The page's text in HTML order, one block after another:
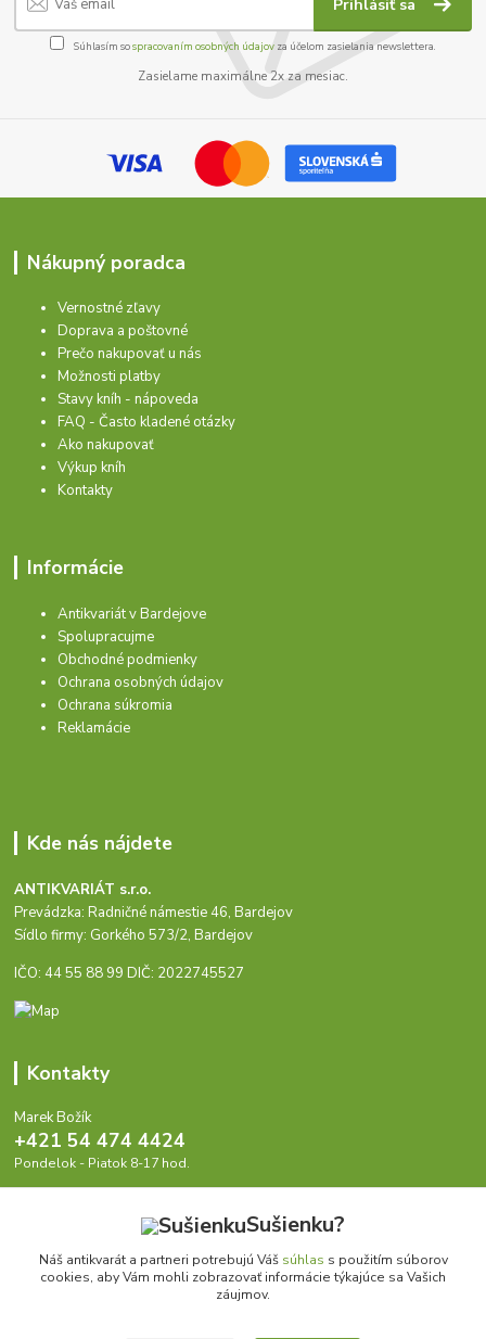
Prihlásiť sa
Súhlasím sospracovaním osobných údajov za účelom zasielania newslettera.
Zasielame maximálne 2x za mesiac.
Nákupný poradca
Vernostné zľavy
Doprava a poštovné
Prečo nakupovať u nás
Možnosti platby
Stavy kníh - nápoveda
FAQ - Často kladené otázky
Ako nakupovať
Výkup kníh
Kontakty
Informácie
Antikvariát v Bardejove
Spolupracujme
Obchodné podmienky
Ochrana osobných údajov
Ochrana súkromia
Reklamácie
Kde nás nájdete
ANTIKVARIÁT s.r.o.
Prevádzka: Radničné námestie 46, Bardejov
Sídlo firmy: Gorkého 573/2, Bardejov
IČO: 44 55 88 99 DIČ: 2022745527
Kontakty
Marek Božík
+421 54 474 4424
Pondelok - Piatok 8-17 hod.
Sušienku?
Náš antikvarát a partneri potrebujú Váš súhlas s použitím súborov
cookies, aby Vám mohli zobrazovať informácie týkajúce sa Vašich
záujmov.